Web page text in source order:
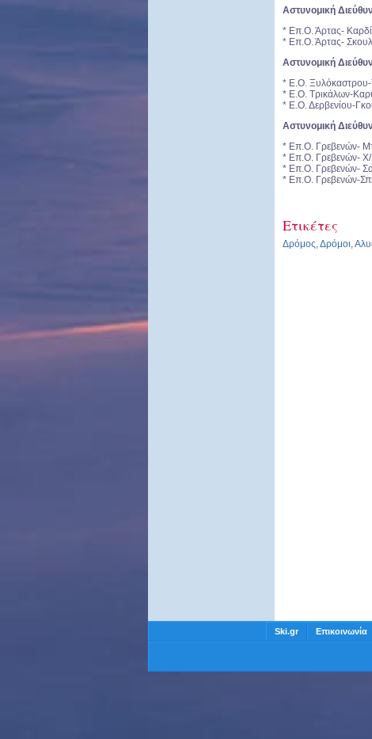
Αστυνομική
* Επ.Ο. Άρτας-
* Επ.Ο. Άρτας-
Αστυνομική
* Ε.Ο. Ξυλόκαστρου-
* Ε.Ο. Τρικάλων-
* Ε.Ο. Δερβενίου-
Αστυνομική
* Επ.Ο. Γρεβενών-
* Επ.Ο. Γρεβενών- Χ/
* Επ.Ο. Γρεβενών-
* Επ.Ο. Γρεβενών-
Ετικέτες
Δρόμος,Δρόμοι,
Ski.gr Επικοινωνία